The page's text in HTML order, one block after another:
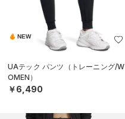
NEW
UAテック パンツ（トレーニング/W
OMEN）
￥6,490